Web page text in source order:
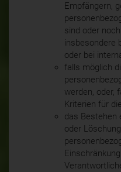
Empfängern,
sind oder
insbesondere
oder bei
falls möglich
werden, oder,
Kriterien für
das Bestehen
oder